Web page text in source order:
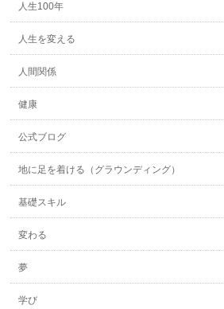
人生100年
人生を変える
人間関係
健康
公式ブログ
地に足を着ける（グラウンディング）
基礎スキル
変わる
夢
学び